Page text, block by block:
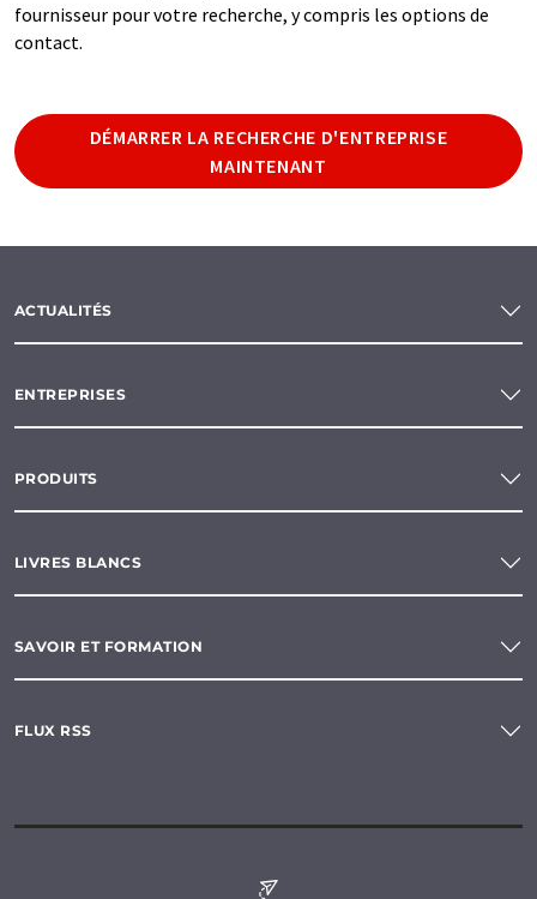
fournisseur pour votre recherche, y compris les options de
contact.
DÉMARRER LA RECHERCHE D'ENTREPRISE
MAINTENANT
ACTUALITÉS
ENTREPRISES
PRODUITS
LIVRES BLANCS
SAVOIR ET FORMATION
FLUX RSS